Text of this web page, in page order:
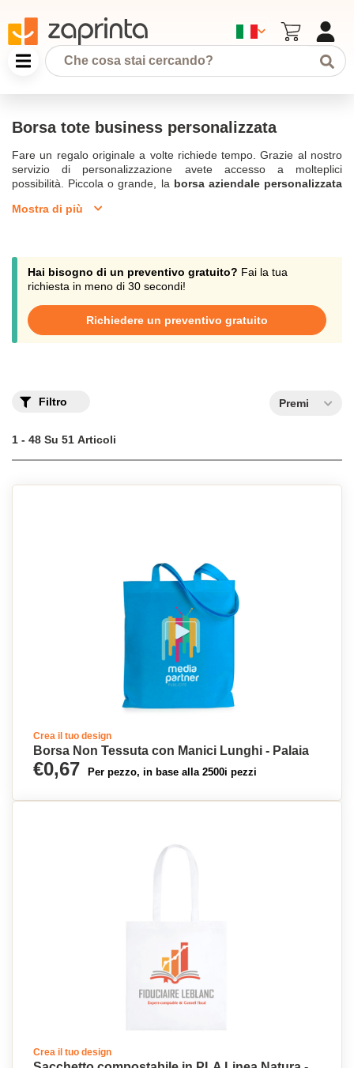
Borsa tote business personalizzata
Fare un regalo originale a volte richiede tempo. Grazie al nostro
servizio di personalizzazione avete accesso a molteplici
possibilità. Piccola o grande, la borsa aziendale personalizzata
tendenza. Utilizzata in tutte le situazioni, come nello sport, nel
quantità a partire da 10 pezzi e il nostro servizio clienti può essere
contattato via chat, telefono o e-mail a:
commercial@zaprinta.com.
Scegliete una delle nostre borse promozionali come regalo
personalizzato per la vostra azienda.
Mostra di più
Hai bisogno di un preventivo gratuito? Fai la tua
richiesta in meno di 30 secondi!
Richiedere un preventivo gratuito
Filtro Premi
1 - 48 Su 51 Articoli
Crea il tuo design
Borsa Non Tessuta con Manici Lunghi - Palaia
€0,67 Per pezzo, in base alla 2500i pezzi
Crea il tuo design